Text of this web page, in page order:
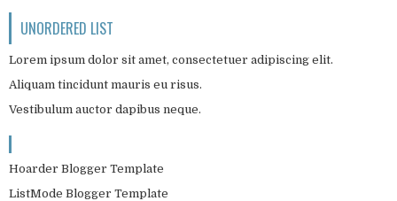
UNORDERED LIST
Lorem ipsum dolor sit amet, consectetuer adipiscing elit.
Aliquam tincidunt mauris eu risus.
Vestibulum auctor dapibus neque.
Hoarder Blogger Template
ListMode Blogger Template